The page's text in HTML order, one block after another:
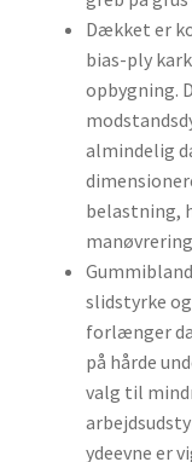
Dækket er
bias-ply
opbygning.
almindelig
belastning,
slidstyrke
forlænger
på hårde
valg til
ydeevne er